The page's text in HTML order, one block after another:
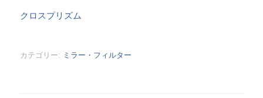
クロスプリズム
カテゴリー: ミラー・フィルター